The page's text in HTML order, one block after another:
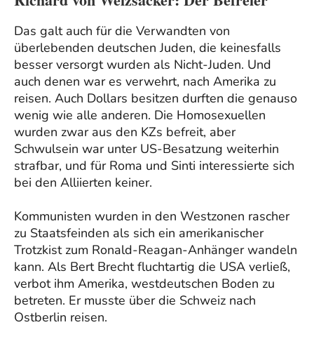
Das galt auch für die Verwandten von
überlebenden deutschen Juden, die keinesfalls
besser versorgt wurden als Nicht-Juden. Und
auch denen war es verwehrt, nach Amerika zu
reisen. Auch Dollars besitzen durften die genauso
wenig wie alle anderen. Die Homosexuellen
wurden zwar aus den KZs befreit, aber
Schwulsein war unter US-Besatzung weiterhin
strafbar, und für Roma und Sinti interessierte sich
bei den Alliierten keiner.
Kommunisten wurden in den Westzonen rascher
zu Staatsfeinden als sich ein amerikanischer
Trotzkist zum Ronald-Reagan-Anhänger wandeln
kann. Als Bert Brecht fluchtartig die USA verließ,
verbot ihm Amerika, westdeutschen Boden zu
betreten. Er musste über die Schweiz nach
Ostberlin reisen.